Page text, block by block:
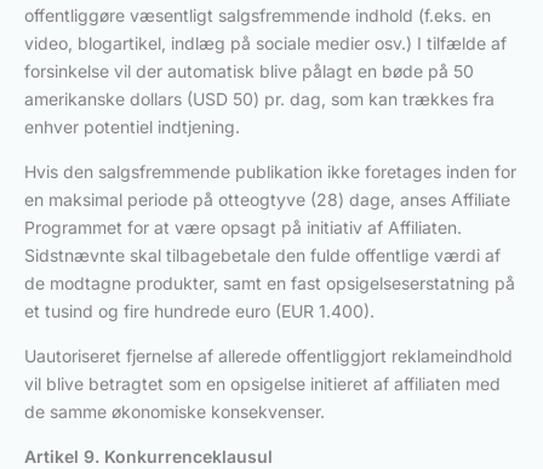
offentliggøre væsentligt salgsfremmende indhold (f.eks. en
video, blogartikel, indlæg på sociale medier osv.) I tilfælde af
forsinkelse vil der automatisk blive pålagt en bøde på 50
amerikanske dollars (USD 50) pr. dag, som kan trækkes fra
enhver potentiel indtjening.
Hvis den salgsfremmende publikation ikke foretages inden for
en maksimal periode på otteogtyve (28) dage, anses Affiliate
Programmet for at være opsagt på initiativ af Affiliaten.
Sidstnævnte skal tilbagebetale den fulde offentlige værdi af
de modtagne produkter, samt en fast opsigelseserstatning på
et tusind og fire hundrede euro (EUR 1.400).
Uautoriseret fjernelse af allerede offentliggjort reklameindhold
vil blive betragtet som en opsigelse initieret af affiliaten med
de samme økonomiske konsekvenser.
Artikel 9. Konkurrenceklausul